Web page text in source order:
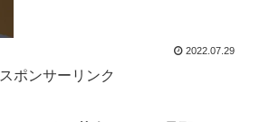
2022.07.29
スポンサーリンク